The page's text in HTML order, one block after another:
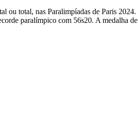
ou total, nas Paralimpíadas de Paris
paralímpico com 56s20. A medalha